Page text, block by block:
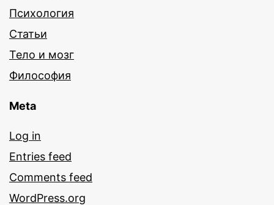
Психология
Статьи
Тело и мозг
Философия
Meta
Log in
Entries feed
Comments feed
WordPress.org